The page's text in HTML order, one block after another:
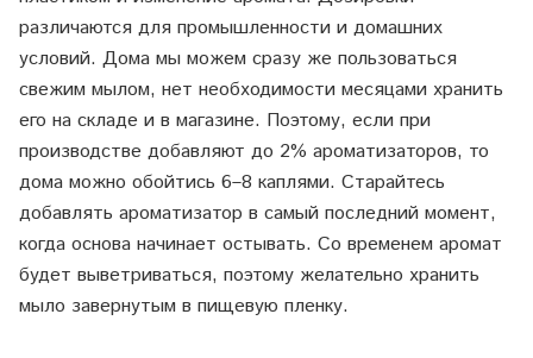
различаются для промышленности и домашних
условий. Дома мы можем сразу же пользоваться
свежим мылом, нет необходимости месяцами хранить
его на складе и в магазине. Поэтому, если при
производстве добавляют до 2% ароматизаторов, то
дома можно обойтись 6–8 каплями. Старайтесь
добавлять ароматизатор в самый последний момент,
когда основа начинает остывать. Со временем аромат
будет выветриваться, поэтому желательно хранить
мыло завернутым в пищевую пленку.